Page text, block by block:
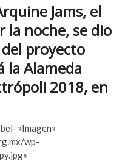
Jams, el
la noche, se dio
proyecto
la Alameda
2018, en
wp-